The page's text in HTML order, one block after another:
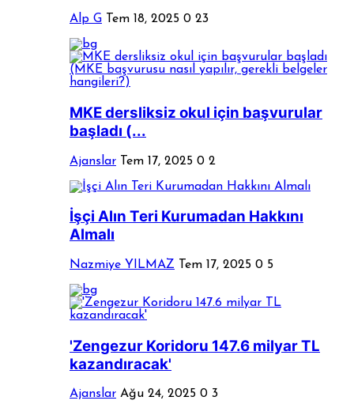
Alp G Tem 18, 2025 0 23
MKE dersliksiz okul için başvurular
başladı (...
Ajanslar Tem 17, 2025 0 2
İşçi Alın Teri Kurumadan Hakkını
Almalı
Nazmiye YILMAZ Tem 17, 2025 0 5
'Zengezur Koridoru 147.6 milyar TL
kazandıracak'
Ajanslar Ağu 24, 2025 0 3